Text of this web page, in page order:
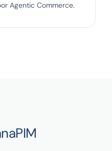
Agentic Commerce.